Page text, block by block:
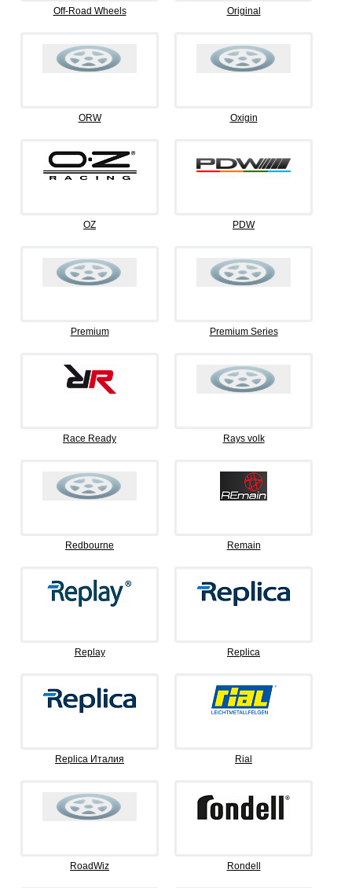
Off-Road Wheels Original
ORW Oxigin
OZ PDW
Premium Premium Series
Race Ready Rays volk
Redbourne Remain
Replay Replica
Replica Италия Rial
RoadWiz Rondell